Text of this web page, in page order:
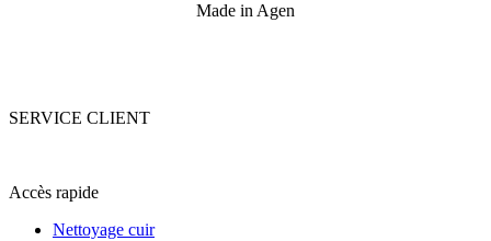
Made in Agen
SERVICE CLIENT
Accès rapide
Nettoyage cuir